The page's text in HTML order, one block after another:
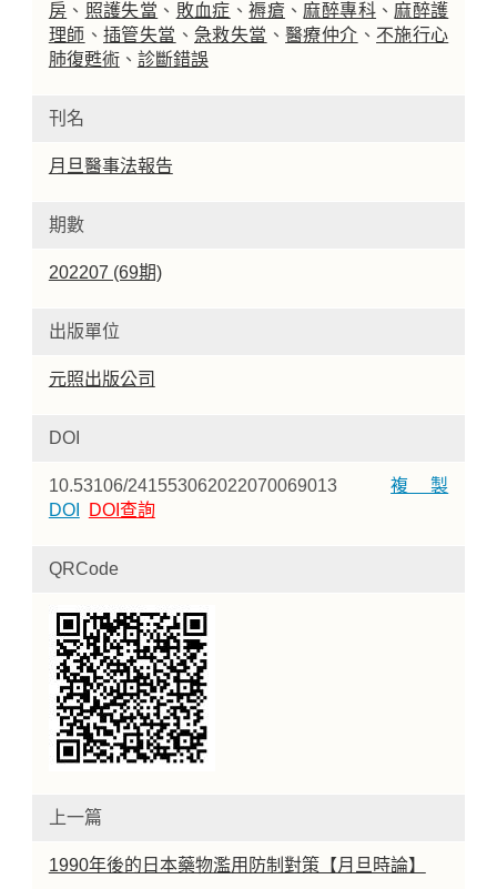
房 、 照護失當 、 敗血症 、褥瘡 、 麻醉專科 、 麻醉護
理師 、插管失當 、急救失當 、醫療仲介 、 不施行心
肺復甦術、 診斷錯誤
刊名
月旦醫事法報告
期數
202207 (69期)
出版單位
元照出版公司
DOI
10.53106/241553062022070069013複製
DOI
DOI查詢
QRCode
上一篇
1990年後的日本藥物濫用防制對策【月旦時論】